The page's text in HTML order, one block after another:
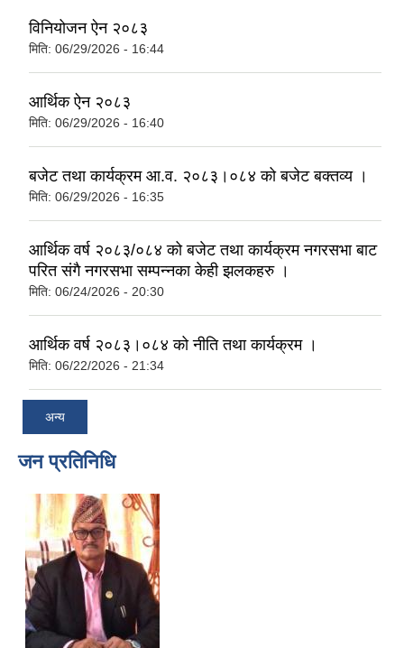
विनियोजन ऐन २०८३
मिति: 06/29/2026 - 16:44
आर्थिक ऐन २०८३
मिति: 06/29/2026 - 16:40
बजेट तथा कार्यक्रम आ.व. २०८३।०८४ को बजेट बक्तव्य ।
मिति: 06/29/2026 - 16:35
आर्थिक वर्ष २०८३/०८४ को बजेट तथा कार्यक्रम नगरसभा बाट
परित संगै नगरसभा सम्पन्नका केही झलकहरु ।
मिति: 06/24/2026 - 20:30
आर्थिक वर्ष २०८३।०८४ को नीति तथा कार्यक्रम ।
मिति: 06/22/2026 - 21:34
अन्य
जन प्रतिनिधि